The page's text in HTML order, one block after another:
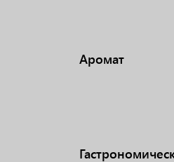
Аромат